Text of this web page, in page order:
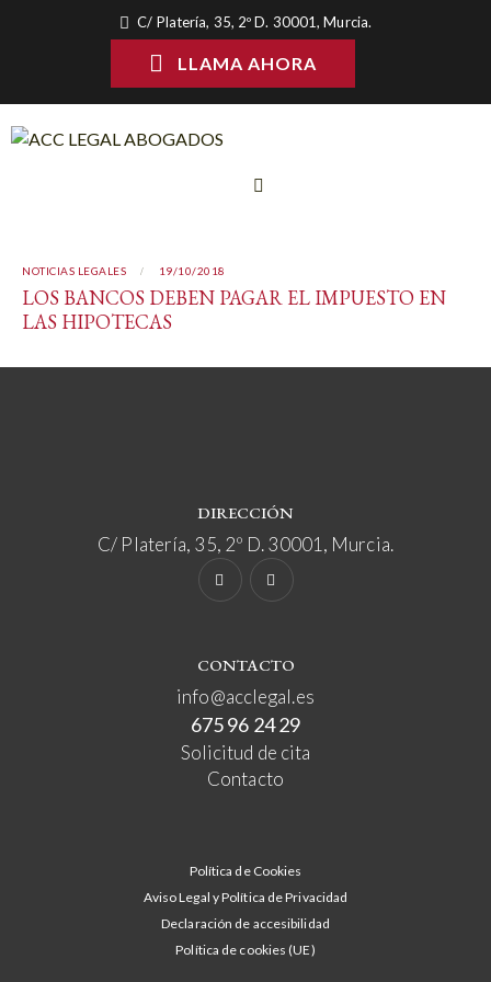
C/ Platería, 35, 2º D. 30001, Murcia.
LLAMA AHORA
NOTICIAS LEGALES 19/10/2018
LOS BANCOS DEBEN PAGAR EL IMPUESTO EN
LAS HIPOTECAS
DIRECCIÓN
C/ Platería, 35, 2º D. 30001, Murcia.
CONTACTO
info@acclegal.es
675 96 24 29
Solicitud de cita
Contacto
Política de Cookies
Aviso Legal y Política de Privacidad
Declaración de accesibilidad
Política de cookies (UE)